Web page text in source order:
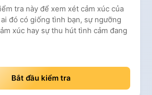
tra này để xem xét cảm xúc của
đó có giống tình bạn, sự ngưỡng
xúc hay sự thu hút tình cảm đang
Bắt đầu kiểm tra